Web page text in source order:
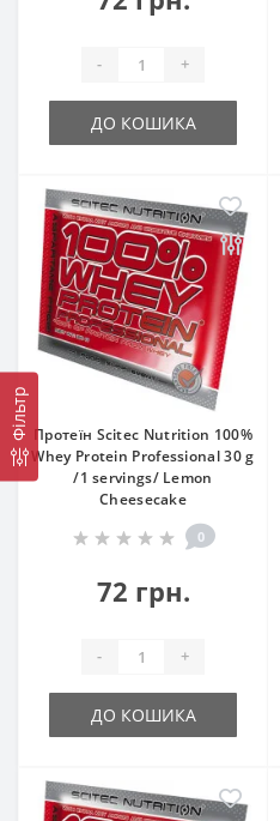
Фільтр
- +
ДО КОШИКА
Протеїн Scitec Nutrition 100%
Whey Protein Professional 30 g
/1 servings/ Lemon
Cheesecake
0
72 грн.
- +
ДО КОШИКА